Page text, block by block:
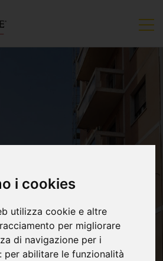
i cookies
utilizza cookie e altre
per migliorare
di navigazione per i
per abilitare le funzionalità